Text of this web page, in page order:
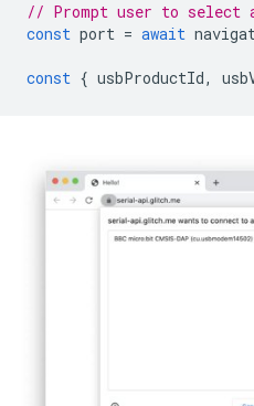
// Prompt user to select
const port = await
const { usbProductId,